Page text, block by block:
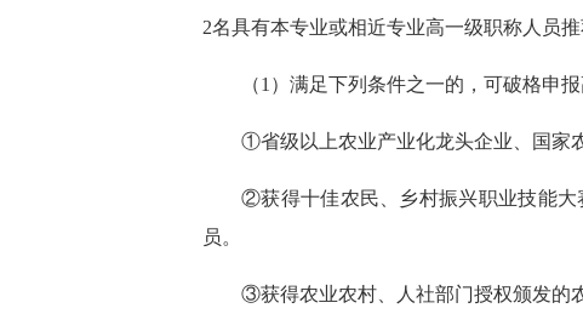
2名具有本专业或相近专业高一级职称人员
（1）满足下列条件之一的，可破格申报
①省级以上农业产业化龙头企业、国家
②获得十佳农民、乡村振兴职业技能大
员。
③获得农业农村、人社部门授权颁发的